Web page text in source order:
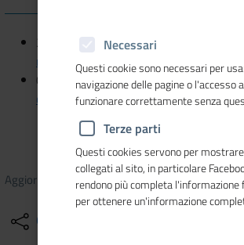
27/05/2019 - ItaliaOggi -
meno imprese
03/05/2019 - Il Sole 24 Ore -In palio
commercio i voucher per la
Aggiornato il 13/10/202011:39
Condividi
Necessari
Questi cookie sono necessari per
navigazione delle pagine o
funzionare correttamente senza
Terze parti
Questi cookies servono per
collegati al sito, in particolare
rendono più completa
per ottenere un'informazione